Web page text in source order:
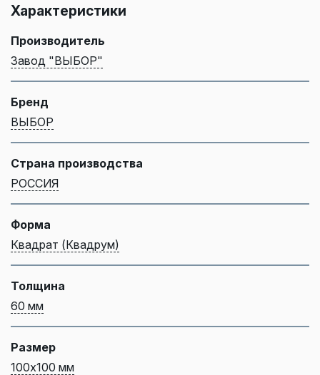
Характеристики
Производитель
Завод "ВЫБОР"
Бренд
ВЫБОР
Страна производства
РОССИЯ
Форма
Квадрат (Квадрум)
Толщина
60 мм
Размер
100х100 мм